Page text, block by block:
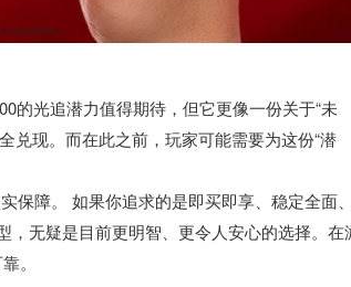
的光追潜力值得期待，但它更像一份关于“未
兑现。而在此之前，玩家可能需要为这份“潜
保障。 如果你追求的是即买即享、稳定全面
，无疑是目前更明智、更令人安心的选择。在
。